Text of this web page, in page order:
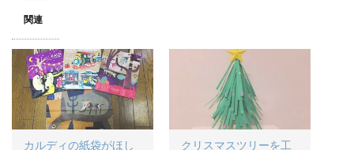
関連
カルディの紙袋がほし
クリスマスツリーを工